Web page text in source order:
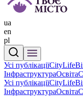
ua
en
pl
Усі публікаціїCityLife
ІнфраструктураОсвіта
Усі публікаціїCityLife
ІнфраструктураОсвіта